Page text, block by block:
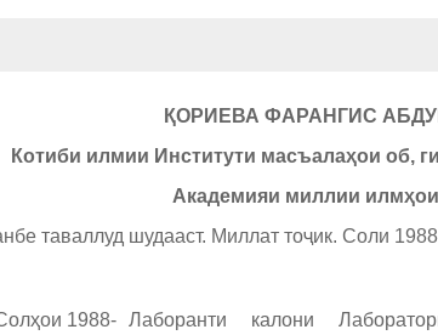
ҚОРИЕВА ФАРАНГИС
Котиби илмии Институти масъалаҳои об,
Академияи миллии
таваллуд шудааст. Миллат тоҷик. Соли
1988-
Лаборанти калони